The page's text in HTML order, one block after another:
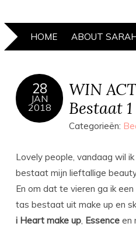
HOME ABOUT
28
JAN
2018
WIN
Bestaat
Categorieën:
Lovely people, vandaag wil
bestaat mijn lieftallige
En om dat te vieren ga ik
tas bestaat uit make up en
i Heart make up, Essence en